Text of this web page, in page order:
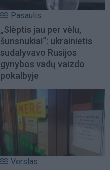
Pasaulis
„Slėptis jau per vėlu,
šunsnukiai“: ukrainietis
sudalyvavo Rusijos
gynybos vadų vaizdo
pokalbyje
Verslas